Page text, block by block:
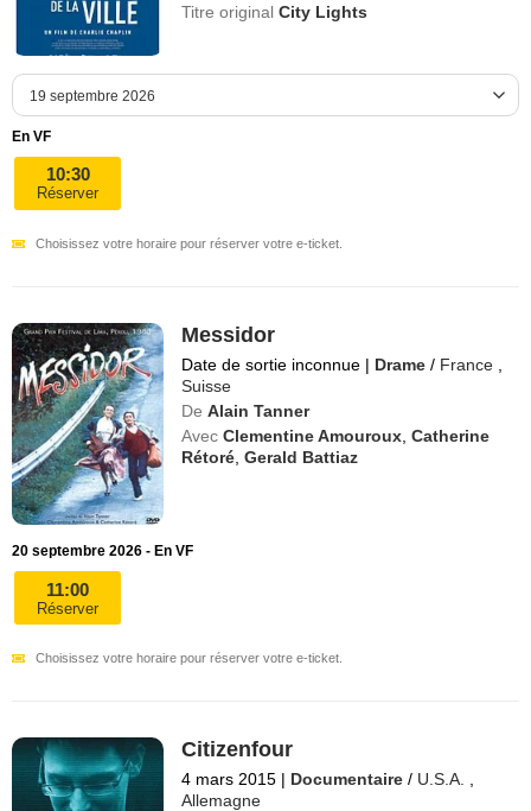
Titre originalCity Lights
En VF
10:30
Réserver
Choisissez votre horaire pour réserver votre e-ticket.
Messidor
Date de sortie inconnue | Drame / France
Suisse
De Alain Tanner
Avec Clementine Amouroux ,Catherine
Rétoré ,Gerald Battiaz
20 septembre 2026 - En VF
11:00
Réserver
Choisissez votre horaire pour réserver votre e-ticket.
Citizenfour
4 mars 2015 | Documentaire / U.S.A.
Allemagne